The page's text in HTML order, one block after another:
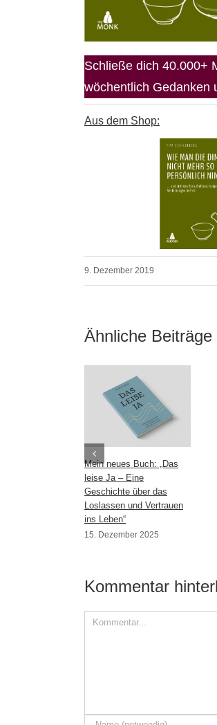
Schließe dich 40.000+
wöchentlich Gedanken
Aus dem Shop:
9. Dezember 2019
Ähnliche Beiträge
Mein neues Buch: „Das
leise Ja – Eine
Geschichte über das
Loslassen und Vertrauen
ins Leben“
15. Dezember 2025
Kommentar